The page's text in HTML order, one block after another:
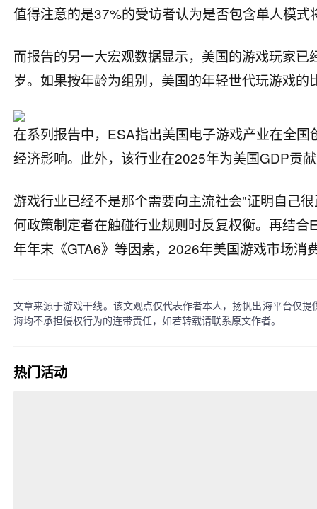
值得注意的是37%的受访者认为是否包含单人模
而报告的另一大宏观数据显示，美国的游戏玩家
岁。如果按年龄为组别，美国的年轻世代玩游戏
在系列报告中，ESA指出美国电子游戏产业在全
经济影响。此外，该行业在2025年为美国GDP贡
游戏行业已经不是那个需要向主流社会"证明自己
何政策制定者在触碰行业规则时反复权衡。再结
年年末《GTA6》等因素，2026年美国游戏市场消
文章来源于游戏干线。该文观点仅代表作者本人，扬帆出海平台仅
海均不承担侵权行为的连带责任，如若转载请联系原文作者。
热门活动